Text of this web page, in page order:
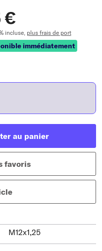
€
incluse, plus frais de port
immédiatement
au panier
favoris
M12x1,25